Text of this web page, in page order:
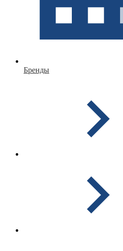
Бренды